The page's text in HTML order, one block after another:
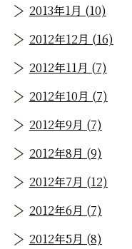
2013年1月 (10)
2012年12月 (16)
2012年11月 (7)
2012年10月 (7)
2012年9月 (7)
2012年8月 (9)
2012年7月 (12)
2012年6月 (7)
2012年5月 (8)